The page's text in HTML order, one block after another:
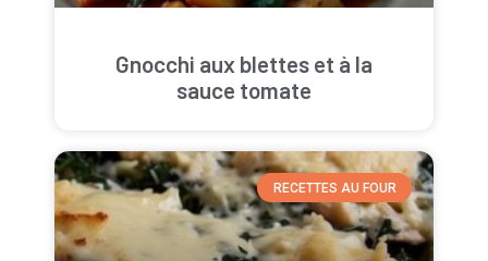
Gnocchi aux blettes et à la
sauce tomate
RECETTES AU FOUR